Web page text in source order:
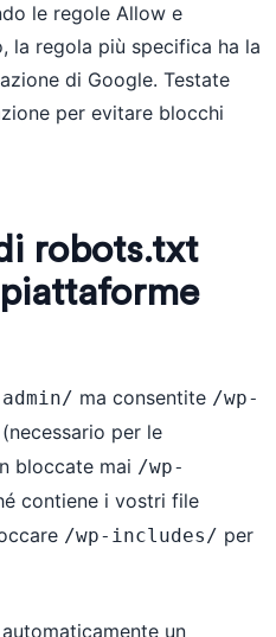
le regole Allow e
la regola più specifica ha la
di Google. Testate
per evitare blocchi
robots.txt
ma consentite /wp-
(necessario per le
bloccate mai /wp-
contiene i vostri file
/wp-includes/ per
un